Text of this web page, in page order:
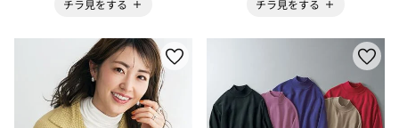
チラ見をする チラ見をする